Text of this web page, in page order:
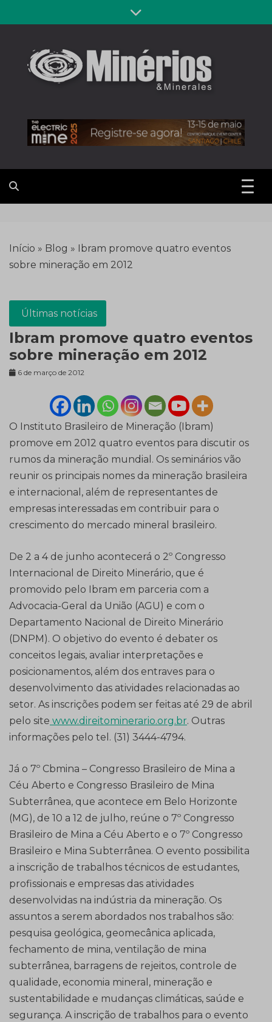
to
Revista
Minérios &
Minerales
Início » Blog »
Ibram promove quatro eventos
sobre mineração em 2012
Últimas notícias
Ibram promove quatro eventos
sobre mineração em 2012
6 de março de 2012
O Instituto Brasileiro de Mineração (Ibram)
promove em 2012 quatro eventos para discutir os
rumos da mineração mundial. Os seminários vão
reunir os principais nomes da mineração brasileira
e internacional, além de representantes de
empresas interessadas em contribuir para o
crescimento do mercado mineral brasileiro.
De 2 a 4 de junho acontecerá o 2º Congresso
Internacional de Direito Minerário, que é
promovido pelo Ibram em parceria com a
Advocacia-Geral da União (AGU) e com o
Departamento Nacional de Direito Minerário
(DNPM). O objetivo do evento é debater os
conceitos legais, avaliar interpretações e
posicionamentos, além dos entraves para o
desenvolvimento das atividades relacionadas ao
setor. As inscrições podem ser feitas até 29 de abril
pelo site www.direitominerario.org.br. Outras
informações pelo tel. (31) 3444-4794.
Já o 7º Cbmina – Congresso Brasileiro de Mina a
Céu Aberto e Congresso Brasileiro de Mina
Subterrânea, que acontece em Belo Horizonte
(MG), de 10 a 12 de julho, reúne o 7º Congresso
Brasileiro de Mina a Céu Aberto e o 7º Congresso
Brasileiro e Mina Subterrânea. O evento possibilita
a inscrição de trabalhos técnicos de estudantes,
profissionais e empresas das atividades
desenvolvidas na indústria da mineração. Os
assuntos a serem abordados nos trabalhos são:
pesquisa geológica, geomecânica aplicada,
fechamento de mina, ventilação de mina
subterrânea, barragens de rejeitos, controle de
qualidade, economia mineral, mineração e
sustentabilidade e mudanças climáticas, saúde e
segurança. A inscrição de trabalhos para o evento